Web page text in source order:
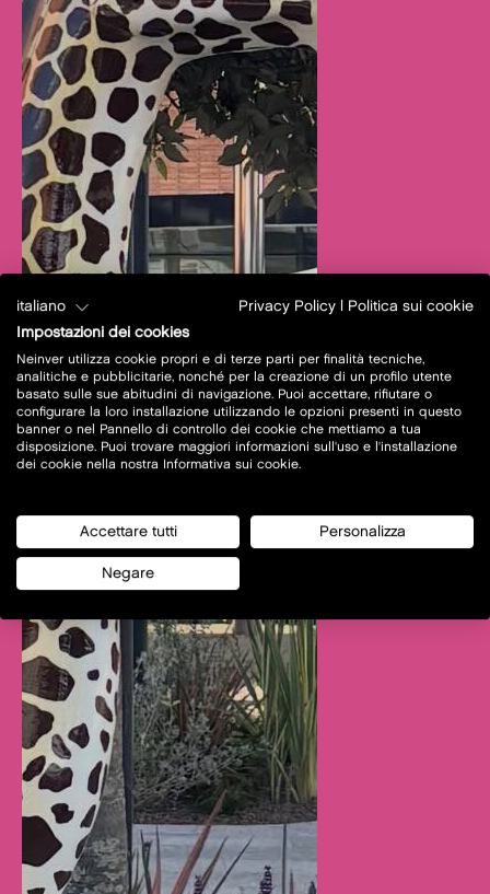
italiano Privacy Policy
Politica sui cookie
Impostazioni dei cookies
Neinver utilizza cookie propri e di terze parti per finalità tecniche,
analitiche e pubblicitarie, nonché per la creazione di un profilo utente
basato sulle sue abitudini di navigazione. Puoi accettare, rifiutare o
configurare la loro installazione utilizzando le opzioni presenti in questo
banner o nel Pannello di controllo dei cookie che mettiamo a tua
disposizione. Puoi trovare maggiori informazioni sull'uso e l'installazione
dei cookie nella nostra Informativa sui cookie.
Accettare tutti Personalizza
Negare